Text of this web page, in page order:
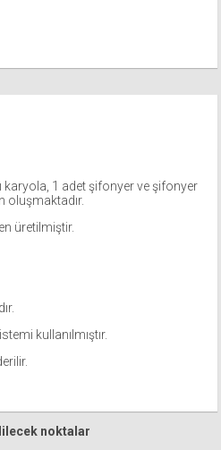
karyola, 1 adet şifonyer ve şifonyer
oluşmaktadır.
üretilmiştir.
kullanılmıştır.
noktalar